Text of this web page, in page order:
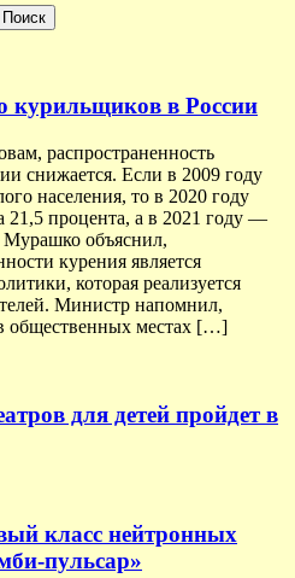
в России
распространенность
снижается. Если в 2009 году
населения, то в 2020 году
21,5 процента, а в 2021 году —
Мурашко объяснил,
курения является
которая реализуется
Министр напомнил,
общественных местах […]
для детей пройдет в
класс нейтронных
пульсар»